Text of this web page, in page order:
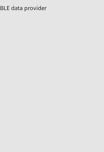
data provider